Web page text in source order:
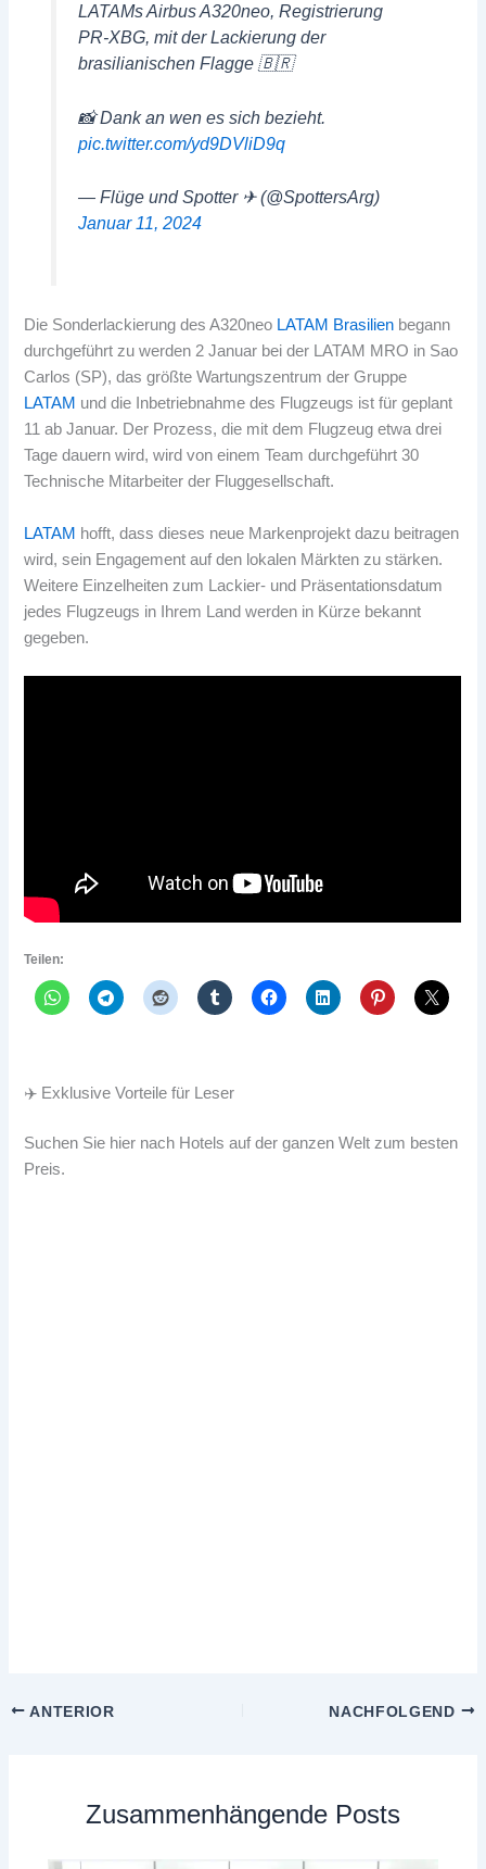
LATAMs Airbus A320neo, Registrierung
PR-XBG, mit der Lackierung der
brasilianischen Flagge 🇧🇷
📸 Dank an wen es sich bezieht.
pic.twitter.com/yd9DVliD9q
— Flüge und Spotter ✈ (@SpottersArg)
Januar 11, 2024
Die Sonderlackierung des A320neo LATAM Brasilien begann
durchgeführt zu werden 2 Januar bei der LATAM MRO in Sao
Carlos (SP), das größte Wartungszentrum der Gruppe
LATAM und die Inbetriebnahme des Flugzeugs ist für geplant
11 ab Januar. Der Prozess, die mit dem Flugzeug etwa drei
Tage dauern wird, wird von einem Team durchgeführt 30
Technische Mitarbeiter der Fluggesellschaft.
LATAM hofft, dass dieses neue Markenprojekt dazu beitragen
wird, sein Engagement auf den lokalen Märkten zu stärken.
Weitere Einzelheiten zum Lackier- und Präsentationsdatum
jedes Flugzeugs in Ihrem Land werden in Kürze bekannt
gegeben.
Teilen:
✈️ Exklusive Vorteile für Leser
Suchen Sie hier nach Hotels auf der ganzen Welt zum besten
Preis.
ANTERIOR NACHFOLGEND
Zusammenhängende Posts